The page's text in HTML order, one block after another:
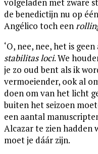
volgeladen met zware
de benedictijn nu op
Angélico toch een
‘O, nee, nee, het is
stabilitas loci. We
je zo oud bent als ik
vermoeiender, ook al
doen om van het licht
buiten het seizoen
een aantal
Alcazar te zien hadden
moet je dáár zijn.